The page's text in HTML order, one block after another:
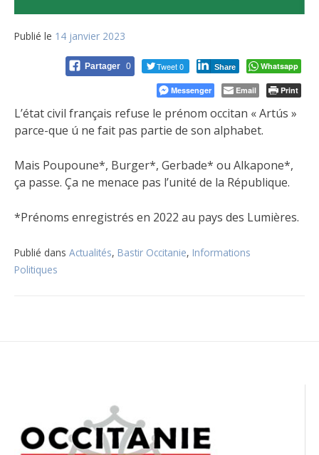
Publié le 14 janvier 2023
Partager 0 Tweet 0 Share Whatsapp
Messenger Email Print
L’état civil français refuse le prénom occitan « Artús »
parce-que ú ne fait pas partie de son alphabet.
Mais Poupoune*, Burger*, Gerbade* ou Alkapone*,
ça passe. Ça ne menace pas l’unité de la République.
*Prénoms enregistrés en 2022 au pays des Lumières.
Publié dans Actualités, Bastir Occitanie, Informations
Politiques